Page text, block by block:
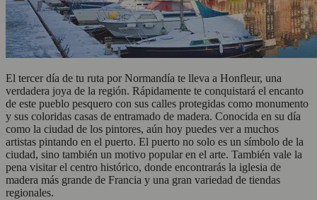
El tercer día de tu ruta por Normandía te lleva a Honfleur, una
verdadera joya de la región. Rápidamente te conquistará el encanto
de este pueblo pesquero con sus calles protegidas como monumento
y sus coloridas casas de entramado de madera. Conocida en su día
como la ciudad de los pintores, aún hoy puedes ver a muchos
artistas pintando en el puerto. El puerto no solo es un símbolo de la
ciudad, sino también un motivo popular en el arte. También vale la
pena visitar el centro histórico, donde encontrarás la iglesia de
madera más grande de Francia y una gran variedad de tiendas
regionales.